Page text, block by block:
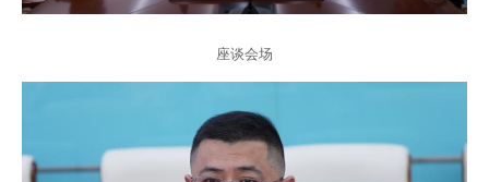
座谈会场